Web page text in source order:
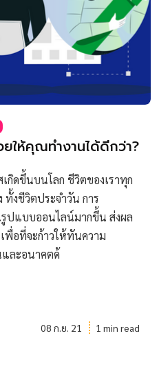
ยให้คุณทำงานได้ดีกว่า?
กิดขึ้นบนโลก ชีวิตของเราทุก
ทั้งชีวิตประจำวัน การ
ปแบบออนไลน์มากขึ้น ส่งผล
พื่อที่จะก้าวให้ทันความ
และอนาคตด้
08 ก.ย. 21 1 min read